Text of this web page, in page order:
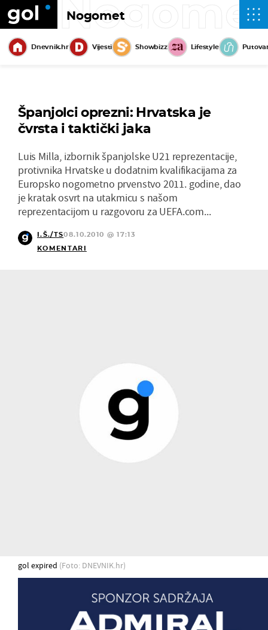
Nogomet
Dnevnik.hr Vijesti Showbizz Lifestyle
Španjolci oprezni: Hrvatska je
čvrsta i taktički jaka
Luis Milla, izbornik španjolske U21 reprezentacije,
protivnika Hrvatske u dodatnim kvalifikacijama za
Europsko nogometno prvenstvo 2011. godine, dao
je kratak osvrt na utakmicu s našom
reprezentacijom u razgovoru za UEFA.com...
I.Š./TS08.10.2010 @ 17:13
KOMENTARI
gol expired (Foto: DNEVNIK.hr)